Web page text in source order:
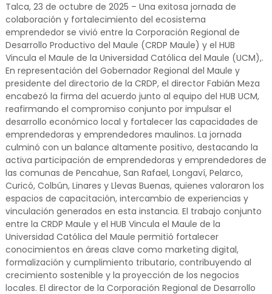
Talca, 23 de octubre de 2025 – Una exitosa jornada de
colaboración y fortalecimiento del ecosistema
emprendedor se vivió entre la Corporación Regional de
Desarrollo Productivo del Maule (CRDP Maule) y el HUB
Vincula el Maule de la Universidad Católica del Maule (UCM),.
En representación del Gobernador Regional del Maule y
presidente del directorio de la CRDP, el director Fabián Meza
encabezó la firma del acuerdo junto al equipo del HUB UCM,
reafirmando el compromiso conjunto por impulsar el
desarrollo económico local y fortalecer las capacidades de
emprendedoras y emprendedores maulinos. La jornada
culminó con un balance altamente positivo, destacando la
activa participación de emprendedoras y emprendedores de
las comunas de Pencahue, San Rafael, Longaví, Pelarco,
Curicó, Colbún, Linares y Llevas Buenas, quienes valoraron los
espacios de capacitación, intercambio de experiencias y
vinculación generados en esta instancia. El trabajo conjunto
entre la CRDP Maule y el HUB Vincula el Maule de la
Universidad Católica del Maule permitió fortalecer
conocimientos en áreas clave como marketing digital,
formalización y cumplimiento tributario, contribuyendo al
crecimiento sostenible y la proyección de los negocios
locales. El director de la Corporación Regional de Desarrollo